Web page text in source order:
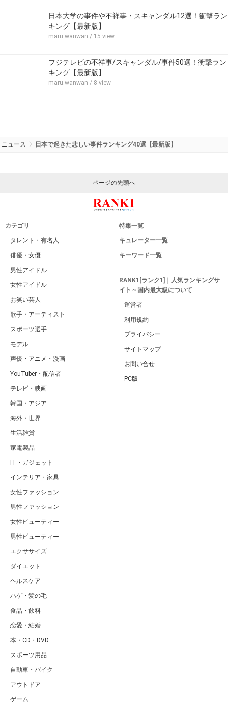
日本大学の事件や不祥事・スキャンダル12選！衝撃ラン
キング【最新版】
maru.wanwan / 15 view
フジテレビの不祥事/スキャンダル/事件50選！衝撃ラン
キング【最新版】
maru.wanwan / 8 view
ニュース 日本で起きた悲しい事件ランキング40選【最新版】
ページの先頭へ
カテゴリ
タレント・有名人
俳優・女優
男性アイドル
女性アイドル
お笑い芸人
歌手・アーティスト
スポーツ選手
モデル
声優・アニメ・漫画
YouTuber・配信者
テレビ・映画
韓国・アジア
海外・世界
生活雑貨
家電製品
IT・ガジェット
インテリア・家具
女性ファッション
男性ファッション
女性ビューティー
男性ビューティー
エクササイズ
ダイエット
ヘルスケア
ハゲ・髪の毛
食品・飲料
恋愛・結婚
本・CD・DVD
スポーツ用品
自動車・バイク
アウトドア
ゲーム
特集一覧
キュレーター一覧
キーワード一覧
RANK1[ランク1]｜人気ランキングサ
イト～国内最大級について
運営者
利用規約
プライバシー
サイトマップ
お問い合せ
PC版